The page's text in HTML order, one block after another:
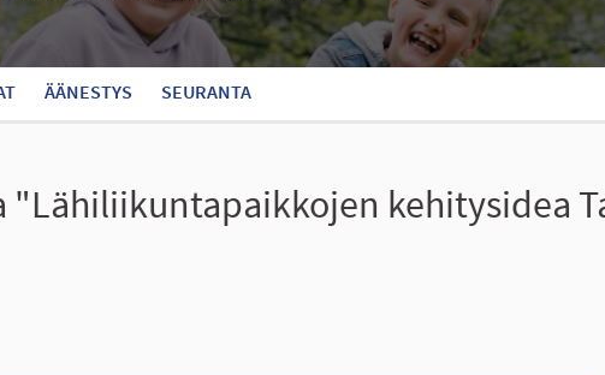
ÄÄNESTYS SEURANTA
"Lähiliikuntapaikkojen kehitysidea